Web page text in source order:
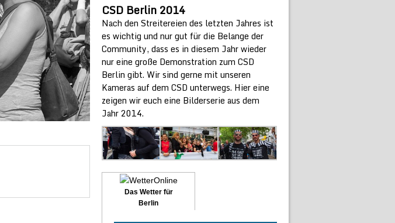
CSD Berlin 2014
Nach den Streitereien des letzten Jahres ist
es wichtig und nur gut für die Belange der
Community, dass es in diesem Jahr wieder
nur eine große Demonstration zum CSD
Berlin gibt. Wir sind gerne mit unseren
Kameras auf dem CSD unterwegs. Hier eine
zeigen wir euch eine Bilderserie aus dem
Jahr 2014.
Das Wetter für
Berlin